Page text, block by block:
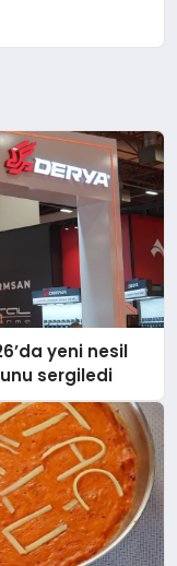
yeni nesil
sergiledi